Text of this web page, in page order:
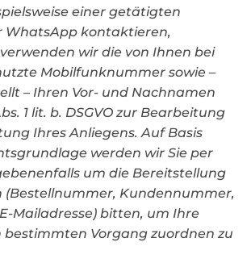
einer getätigten
WhatsApp kontaktieren,
wir die von Ihnen bei
Mobilfunknummer sowie –
– Ihren Vor- und Nachnamen
1 lit. b. DSGVO zur Bearbeitung
Ihres Anliegens. Auf Basis
werden wir Sie per
um die Bereitstellung
(Bestellnummer, Kundennummer,
Mailadresse) bitten, um Ihre
Vorgang zuordnen zu